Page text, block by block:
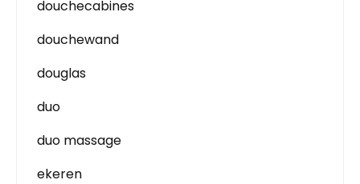
douchecabines
douchewand
douglas
duo
duo massage
ekeren